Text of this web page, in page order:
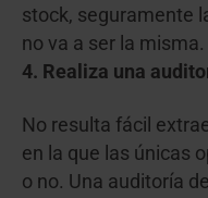
stock, seguramente
no va a ser la misma.
4. Realiza una
No resulta fácil
en la que las únicas
o no. Una auditoría